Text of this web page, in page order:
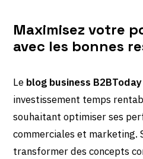
Maximisez votre
avec les bonnes
Le blog business B2BToday
investissement temps
souhaitant optimiser ses
commerciales et marketing.
transformer des concepts